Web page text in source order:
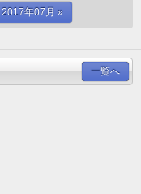
2017年07月 »
一覧へ